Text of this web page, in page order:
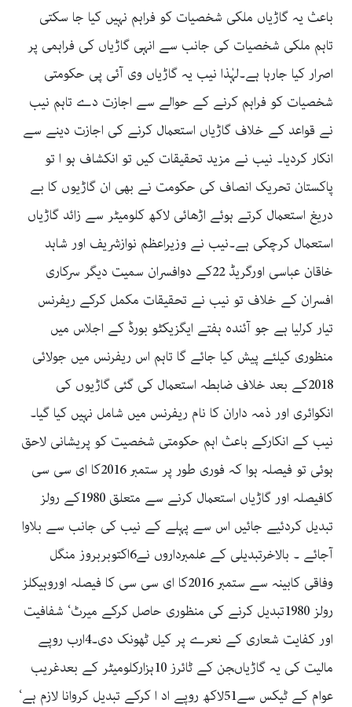
باعث یہ گاڑیاں ملکی شخصیات کو فراہم نہیں کیا جا سکتی
تاہم ملکی شخصیات کی جانب سے انہی گاڑیاں کی فراہمی پر
اصرار کیا جارہا ہے۔لہٰذا نیب یہ گاڑیاں وی آئی پی حکومتی
شخصیات کو فراہم کرنے کے حوالے سے اجازت دے تاہم نیب
نے قواعد کے خلاف گاڑیاں استعمال کرنے کی اجازت دینے سے
انکار کردیا۔ نیب نے مزید تحقیقات کیں تو انکشاف ہو ا تو
پاکستان تحریک انصاف کی حکومت نے بھی ان گاڑیوں کا بے
دریغ استعمال کرتے ہوئے اڑھائی لاکھ کلومیٹر سے زائد گاڑیاں
استعمال کرچکی ہے۔نیب نے وزیراعظم نوازشریف اور شاہد
خاقان عباسی اورگریڈ 22کے دوافسران سمیت دیگر سرکاری
افسران کے خلاف تو نیب نے تحقیقات مکمل کرکے ریفرنس
تیار کرلیا ہے جو آئندہ ہفتے ایگزیکٹو بورڈ کے اجلاس میں
منظوری کیلئے پیش کیا جائے گا تاہم اس ریفرنس میں جولائی
2018کے بعد خلاف ضابطہ استعمال کی گئی گاڑیوں کی
انکوائری اور ذمہ داران کا نام ریفرنس میں شامل نہیں کیا گیا۔
نیب کے انکارکے باعث اہم حکومتی شخصیت کو پریشانی لاحق
ہوئی تو فیصلہ ہوا کہ فوری طور پر ستمبر 2016کا ای سی سی
کافیصلہ اور گاڑیاں استعمال کرنے سے متعلق 1980کے رولز
تبدیل کردئیے جائیں اس سے پہلے کے نیب کی جانب سے بلاوا
آجائے ۔ بالاخرتبدیلی کے علمبرداروں نے6اکتوبربروز منگل
وفاقی کابینہ سے ستمبر 2016کا ای سی سی کا فیصلہ اوروہیکلز
رولز 1980تبدیل کرنے کی منظوری حاصل کرکے میرٹ‘ شفافیت
اور کفایت شعاری کے نعرے پر کیل ٹھونک دی۔4ارب روپے
مالیت کی یہ گاڑیاںجن کے ٹائرز 10ہزارکلومیٹر کے بعدغریب
عوام کے ٹیکس سے51لاکھ روپے اد ا کرکے تبدیل کروانا لازم ہے‘